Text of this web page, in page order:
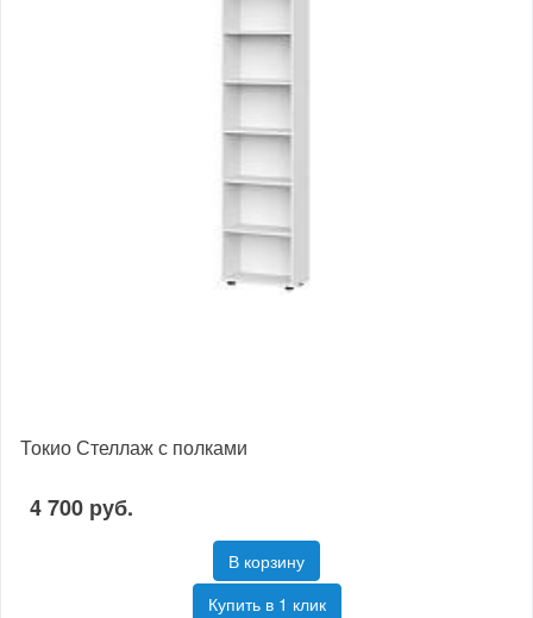
Токио Стеллаж с полками
4 700 руб.
В корзину
Купить в 1 клик